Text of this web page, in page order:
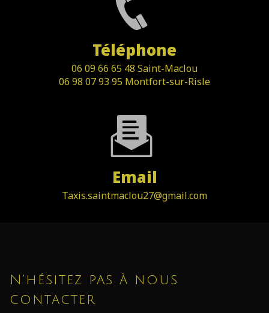
Téléphone
06 09 66 65 48 Saint-Maclou
06 98 07 93 95 Montfort-sur-Risle
Email
taxis.saintmaclou27@gmail.com
N'hésitez pas à nous
contacter